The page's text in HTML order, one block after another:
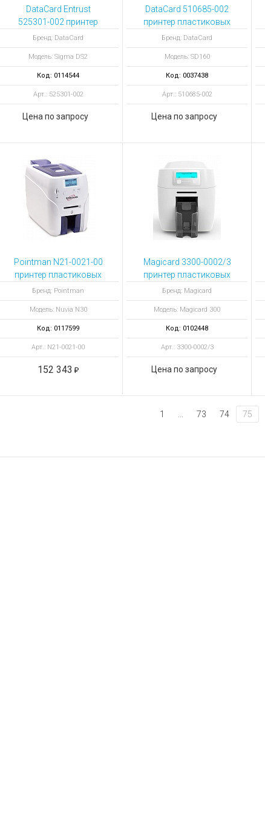
DataCard Entrust
525301-002 принтер
пластиковых карт
Sigma DS2
односторонний с
кодировщиком
магнитной полосы
Бренд: DataCard
Модель: Sigma DS2
Код: 0114544
Арт.: 525301-002
Цена по запросу
DataCard 510685-002
принтер пластиковых
карт SD160 с модулем
магнитной полосы
Бренд: DataCard
Модель: SD160
Код: 0037438
Арт.: 510685-002
Цена по запросу
Pointman N21-0021-00
принтер пластиковых
карт Nuvia N30 с
энкодером
бесконтактных смарт-
карт
Бренд: Pointman
Модель: Nuvia N30
Код: 0117599
Арт.: N21-0021-00
152 343
Magicard 3300-0002/3
принтер пластиковых
карт Magicard 300 Mag
Бренд: Magicard
Модель: Magicard 300
Код: 0102448
Арт.: 3300-0002/3
Цена по запросу
1 73 74 75